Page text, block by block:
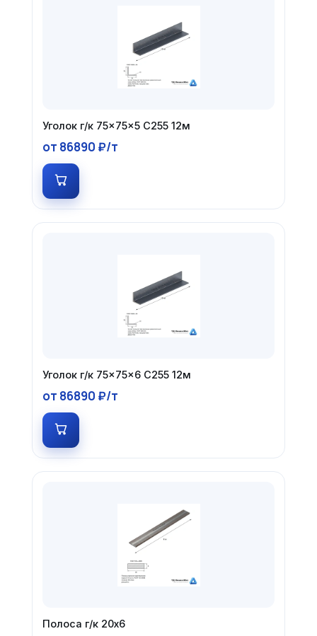
Уголок г/к 75×75×5 С255 12м
от 86890 ₽/т
Уголок г/к 75×75×6 С255 12м
от 86890 ₽/т
Полоса г/к 20х6